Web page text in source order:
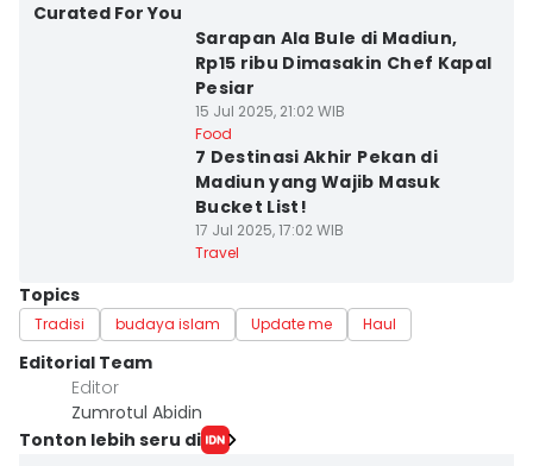
Curated For You
Sarapan Ala Bule di Madiun,
Rp15 ribu Dimasakin Chef Kapal
Pesiar
15 Jul 2025, 21:02 WIB
Food
7 Destinasi Akhir Pekan di
Madiun yang Wajib Masuk
Bucket List!
17 Jul 2025, 17:02 WIB
Travel
Topics
Tradisi budaya islam Update me Haul
Editorial Team
Editor
Zumrotul Abidin
Tonton lebih seru di